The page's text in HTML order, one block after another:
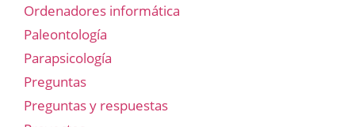
Ordenadores informática
Paleontología
Parapsicología
Preguntas
Preguntas y respuestas